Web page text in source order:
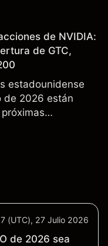
de Oriente
futuros..
de NVIDIA:
de GTC,
estadounidense
de 2026 están
incertidumbre
(UTC), 27 Julio 2026
de 2026 sea